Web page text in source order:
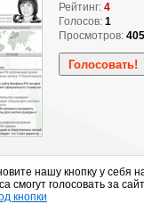
Рейтинг: 4
Голосов: 1
Просмотров:
нашу кнопку у себя
смогут голосовать за
кнопки